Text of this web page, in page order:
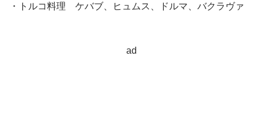
・トルコ料理 ケバブ、ヒュムス、ドルマ、バクラヴァ
ad